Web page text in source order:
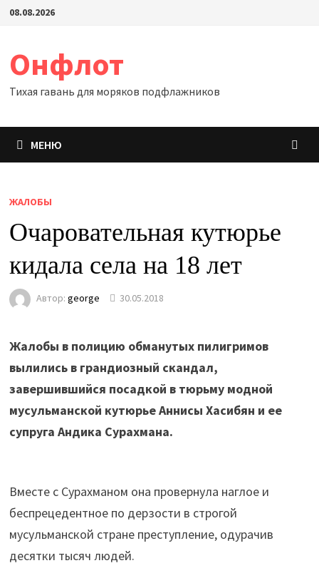
Перейти
08.08.2026
Онфлот
Тихая гавань для моряков подфлажников
МЕНЮ
ЖАЛОБЫ
Очаровательная кутюрье
кидала села на 18 лет
Автор: george 30.05.2018
Жалобы в полицию обманутых пилигримов
вылились в грандиозный скандал,
завершившийся посадкой в тюрьму модной
мусульманской кутюрье Аннисы Хасибян и ее
супруга Андика Сурахмана.
Вместе с Сурахманом она провернула наглое и
беспрецедентное по дерзости в строгой
мусульманской стране преступление, одурачив
десятки тысяч людей.